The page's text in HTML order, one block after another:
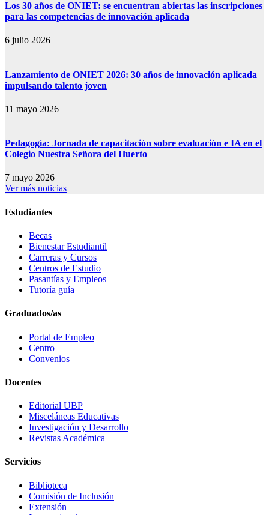
Los 30 años de ONIET: se encuentran abiertas las inscripciones
para las competencias de innovación aplicada
6 julio 2026
Lanzamiento de ONIET 2026: 30 años de innovación aplicada
impulsando talento joven
11 mayo 2026
Pedagogía: Jornada de capacitación sobre evaluación e IA en el
Colegio Nuestra Señora del Huerto
7 mayo 2026
Ver más noticias
Estudiantes
Becas
Bienestar Estudiantil
Carreras y Cursos
Centros de Estudio
Pasantías y Empleos
Tutoría guía
Graduados/as
Portal de Empleo
Centro
Convenios
Docentes
Editorial UBP
Misceláneas Educativas
Investigación y Desarrollo
Revistas Académica
Servicios
Biblioteca
Comisión de Inclusión
Extensión